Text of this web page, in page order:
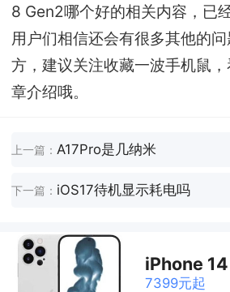
8 Gen2哪个好的相关内容，已
用户们相信还会有很多其他的
方，建议关注收藏一波手机鼠
章介绍哦。
上一篇： A17Pro是几纳米
下一篇： iOS17待机显示耗电吗
iPhone
7399元起